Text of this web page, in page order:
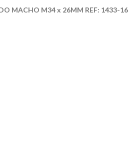
MACHO M34 x 26MM REF: 1433-16